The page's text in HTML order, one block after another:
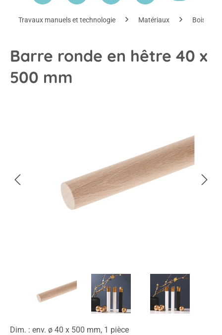
Travaux manuels et technologie Matériaux Bois et
Barre ronde en hêtre 40 x
500 mm
Dim. : env. ø 40 x 500 mm, 1 pièce